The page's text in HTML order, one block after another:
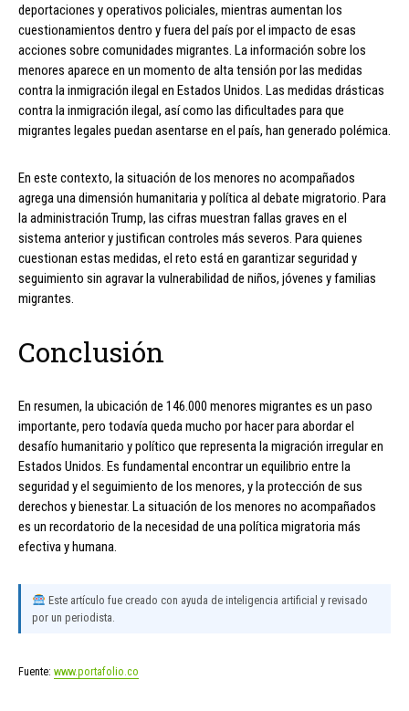
deportaciones y operativos policiales, mientras aumentan los
cuestionamientos dentro y fuera del país por el impacto de esas
acciones sobre comunidades migrantes. La información sobre los
menores aparece en un momento de alta tensión por las medidas
contra la inmigración ilegal en Estados Unidos. Las medidas drásticas
contra la inmigración ilegal, así como las dificultades para que
migrantes legales puedan asentarse en el país, han generado polémica.
En este contexto, la situación de los menores no acompañados
agrega una dimensión humanitaria y política al debate migratorio. Para
la administración Trump, las cifras muestran fallas graves en el
sistema anterior y justifican controles más severos. Para quienes
cuestionan estas medidas, el reto está en garantizar seguridad y
seguimiento sin agravar la vulnerabilidad de niños, jóvenes y familias
migrantes.
Conclusión
En resumen, la ubicación de 146.000 menores migrantes es un paso
importante, pero todavía queda mucho por hacer para abordar el
desafío humanitario y político que representa la migración irregular en
Estados Unidos. Es fundamental encontrar un equilibrio entre la
seguridad y el seguimiento de los menores, y la protección de sus
derechos y bienestar. La situación de los menores no acompañados
es un recordatorio de la necesidad de una política migratoria más
efectiva y humana.
Este artículo fue creado con ayuda de inteligencia artificial y revisado
por un periodista.
Fuente: www.portafolio.co